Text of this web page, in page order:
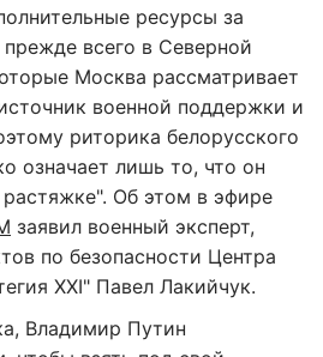
ресурсы за
всего в Северной
Москва рассматривает
военной поддержки и
риторика белорусского
означает лишь то, что он
растяжке". Об этом в эфире
заявил военный эксперт,
по безопасности Центра
XXI" Павел Лакийчук.
Владимир Путин